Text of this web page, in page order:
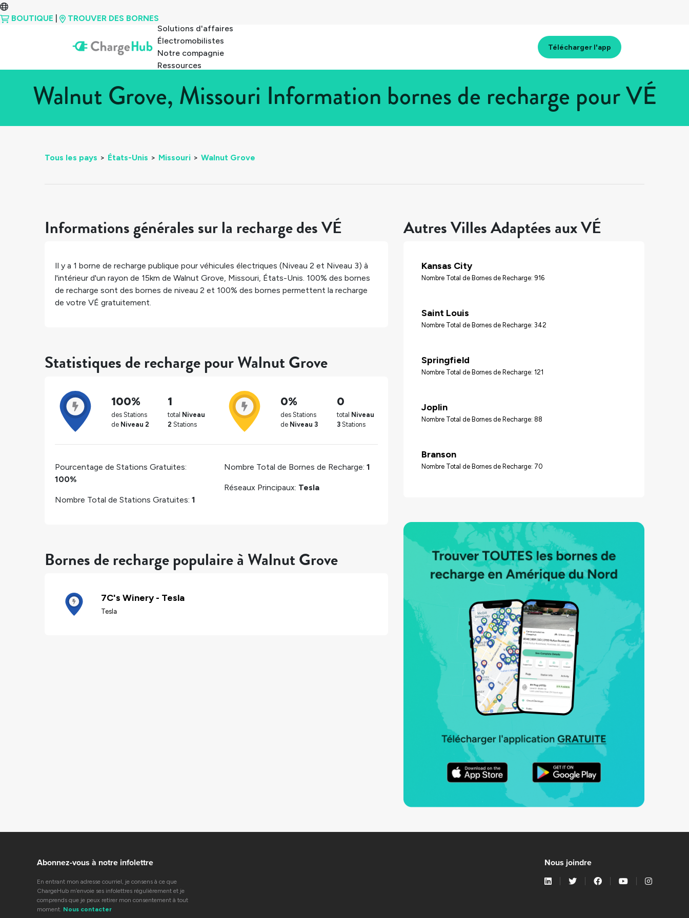
BOUTIQUE
TROUVER DES BORNES
Solutions d'affaires
Électromobilistes
Notre compagnie
Ressources
Télécharger l'app
Walnut Grove, Missouri Information bornes de recharge pour VÉ
Tous les pays > États-Unis > Missouri > Walnut Grove
Informations générales sur la recharge des VÉ
Il y a 1 borne de recharge publique pour véhicules électriques (Niveau 2 et Niveau 3) à
l'intérieur d'un rayon de 15km de Walnut Grove, Missouri, États-Unis. 100% des bornes
de recharge sont des bornes de niveau 2 et 100% des bornes permettent la recharge
de votre VÉ gratuitement.
Statistiques de recharge pour Walnut Grove
100%
des Stations
de Niveau 2
1
total Niveau
2 Stations
0%
des Stations
de Niveau 3
0
total Niveau
3 Stations
Pourcentage de Stations Gratuites:
100%
Nombre Total de Stations Gratuites: 1
Nombre Total de Bornes de Recharge: 1
Réseaux Principaux: Tesla
Bornes de recharge populaire à Walnut Grove
7C's Winery - Tesla
Tesla
Autres Villes Adaptées aux VÉ
Kansas City
Nombre Total de Bornes de Recharge: 916
Saint Louis
Nombre Total de Bornes de Recharge: 342
Springfield
Nombre Total de Bornes de Recharge: 121
Joplin
Nombre Total de Bornes de Recharge: 88
Branson
Nombre Total de Bornes de Recharge: 70
Abonnez-vous à notre infolettre
En entrant mon adresse courriel, je consens à ce que
ChargeHub m’envoie ses infolettres régulièrement et je
comprends que je peux retirer mon consentement à tout
moment. Nous contacter
Nous joindre